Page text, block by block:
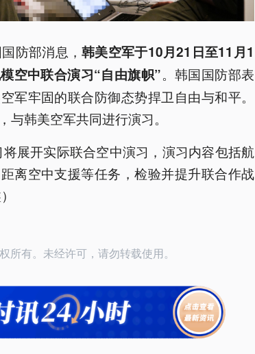
防部消息，韩美空军于10月21日至11月1
空中联合演习“自由旗帜”。韩国国防部表
军牢固的联合防御态势捍卫自由与和平。
与韩美空军共同进行演习。
展开实际联合空中演习，演习内容包括航
离空中支援等任务，检验并提升联合作战
有。未经许可，请勿转载使用。